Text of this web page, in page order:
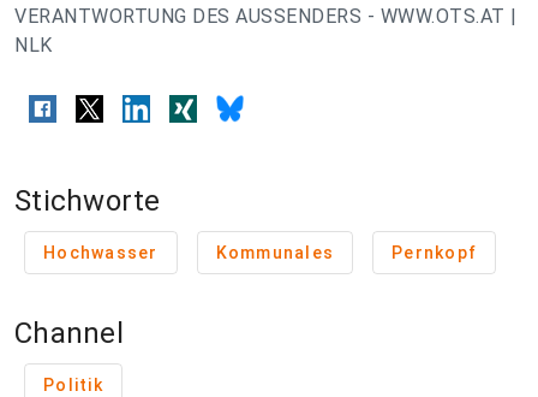
VERANTWORTUNG DES AUSSENDERS - WWW.OTS.AT |
NLK
Stichworte
Hochwasser Kommunales Pernkopf
Channel
Politik